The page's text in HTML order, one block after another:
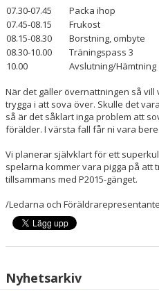
07.30-07.45
Packa ihop
07.45-08.15
Frukost
08.15-08.30
Borstning, ombyte
08.30-10.00
Träningspass 3
10.00
Avslutning/Hämtning
När det gäller övernattningen så
trygga i att sova över. Skulle det
så är det såklart inga problem att
förälder. I värsta fall får ni vara
Vi planerar självklart för ett
spelarna kommer vara pigga på att
tillsammans med P2015-gänget.
/Ledarna och
Nyhetsarkiv